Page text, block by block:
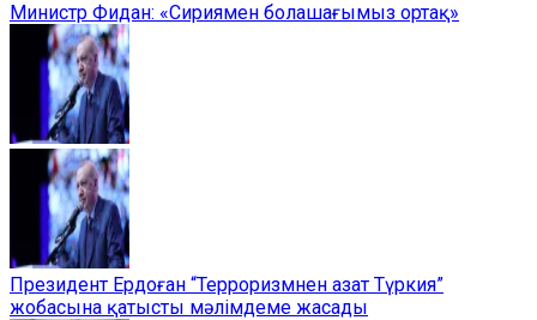
Министр Фидан: «Сириямен болашағымыз ортақ»
Президент Ердоған “Терроризмнен азат Түркия”
жобасына қатысты мәлімдеме жасады